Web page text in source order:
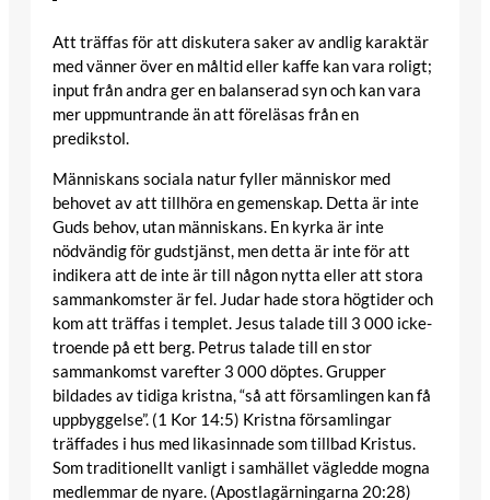
Att träffas för att diskutera saker av andlig karaktär
med vänner över en måltid eller kaffe kan vara roligt;
input från andra ger en balanserad syn och kan vara
mer uppmuntrande än att föreläsas från en
predikstol.
Människans sociala natur fyller människor med
behovet av att tillhöra en gemenskap. Detta är inte
Guds behov, utan människans. En kyrka är inte
nödvändig för gudstjänst, men detta är inte för att
indikera att de inte är till någon nytta eller att stora
sammankomster är fel. Judar hade stora högtider och
kom att träffas i templet. Jesus talade till 3 000 icke-
troende på ett berg. Petrus talade till en stor
sammankomst varefter 3 000 döptes. Grupper
bildades av tidiga kristna, “så att församlingen kan få
uppbyggelse”. (1 Kor 14:5) Kristna församlingar
träffades i hus med likasinnade som tillbad Kristus.
Som traditionellt vanligt i samhället vägledde mogna
medlemmar de nyare. (Apostlagärningarna 20:28)